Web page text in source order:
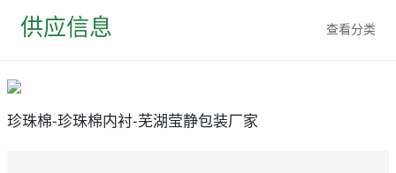
查看分类
供应信息
珍珠棉-珍珠棉内衬-芜湖莹静包装厂家